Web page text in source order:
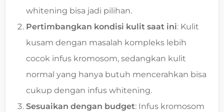
whitening bisa jadi pilihan.
Pertimbangkan kondisi kulit saat ini: Kulit
kusam dengan masalah kompleks lebih
cocok infus kromosom, sedangkan kulit
normal yang hanya butuh mencerahkan bisa
cukup dengan infus whitening.
Sesuaikan dengan budget: Infus kromosom